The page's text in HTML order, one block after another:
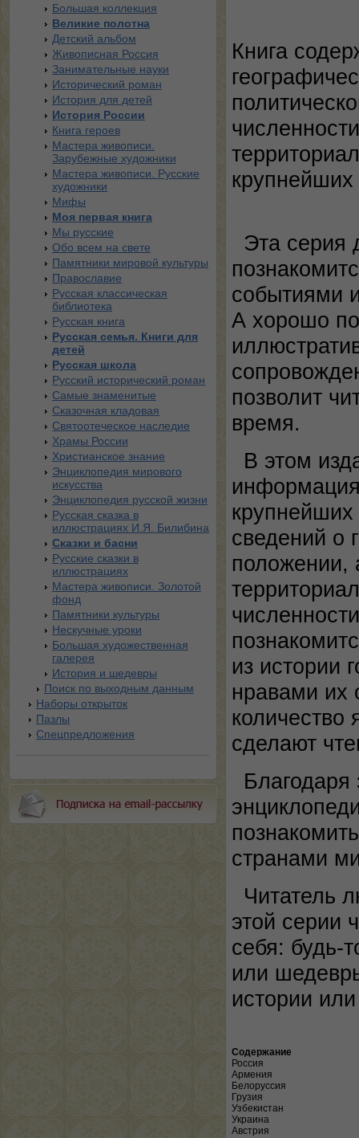
Большая коллекция
Великие полотна
Детский альбом
Живописная Россия
Занимательные науки
Исторический роман
История для детей
История России
Книга героев
Мастера живописи.
Зарубежные художники
Мастера живописи. Русские
художники
Мифы
Моя первая книга
Мы русские
Обо всем на свете
Памятники мировой культуры
Православие
Русская классическая
библиотека
Русская книга
Русская семья. Книги для
детей
Русская школа
Русский исторический роман
Самые знаменитые
Сказочная кладовая
Святоотеческое наследие
Храмы России
Христианское знание
Энциклопедия мирового
искусства
Энциклопедия русской жизни
Русская сказка в
иллюстрациях И.Я. Билибина
Сказки и басни
Русские сказки в
иллюстрациях
Мастера живописи. Золотой
фонд
Памятники культуры
Нескучные уроки
Большая художественная
галерея
История и шедевры
Поиск по выходным данным
Наборы открыток
Пазлы
Спецпредложения
Книга
Эта серия
событиями
А хорошо
позволит
время.
В этом
сведений о
положении,
из истории
нравами их
количество
сделают
Благодаря
странами
Читатель
этой серии
себя: будь-
или
истории
Содержание
Россия
Армения
Белоруссия
Грузия
Узбекистан
Украина
Австрия